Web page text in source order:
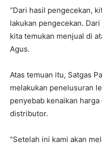
“Dari hasil pengecekan,
lakukan pengecekan.
kita temukan menjual di
Agus.
Atas temuan itu, Satgas
melakukan penelusuran
penyebab kenaikan
distributor.
“Setelah ini kami akan